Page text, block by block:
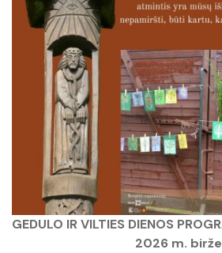
Biržai 360°
Biržų interaktyvus
Barai
Žemėlapis
Kempingas
Stovyklavietės ir
Marškinėliai
Lietuviška atributika
Knygos ir atvirutės
Puodeliai
Vėliavos, lipdukai
Dovanų kuponai
Avia bilietai
Biuro paslaugos
Dovanų čekiai
Bendradarbiavimo
Biržai. Alternatyvus
Parama verslui
Investuotojams
Verslo bendruomenė
Verslo mentorystės
Licencijos ir leidimai
Naudingos nuorodos
GEDULO IR VILTIES DIENOS
2026 m. birželio